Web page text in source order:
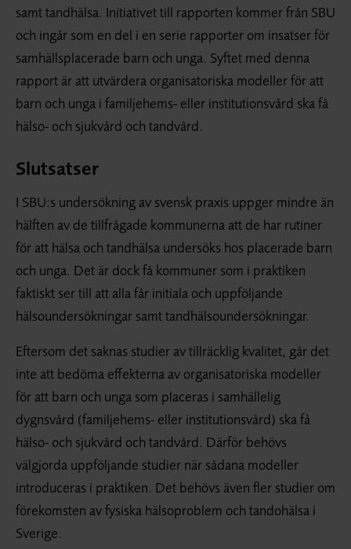
samt tandhälsa. Initiativet till rapporten kommer från SBU
och ingår som en del i en serie rapporter om insatser för
samhällsplacerade barn och unga. Syftet med denna
rapport är att utvärdera organisatoriska modeller för att
barn och unga i familjehems- eller institutionsvård ska få
hälso- och sjukvård och tandvård.
Slutsatser
I SBU:s undersökning av svensk praxis uppger mindre än
hälften av de tillfrågade kommunerna att de har rutiner
för att hälsa och tandhälsa undersöks hos placerade barn
och unga. Det är dock få kommuner som i praktiken
faktiskt ser till att alla får initiala och uppföljande
hälsoundersökningar samt tandhälsoundersökningar.
Eftersom det saknas studier av tillräcklig kvalitet, går det
inte att bedöma effekterna av organisatoriska modeller
för att barn och unga som placeras i samhällelig
dygnsvård (familjehems- eller institutionsvård) ska få
hälso- och sjukvård och tandvård. Därför behövs
välgjorda uppföljande studier när sådana modeller
introduceras i praktiken. Det behövs även fler studier om
förekomsten av fysiska hälso­problem och tandohälsa i
Sverige.